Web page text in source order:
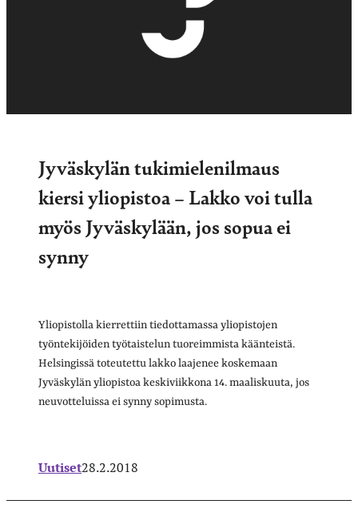
Jyväskylän tukimielenilmaus
kiersi yliopistoa – Lakko voi tulla
myös Jyväskylään, jos sopua ei
synny
Yliopistolla kierrettiin tiedottamassa yliopistojen
työntekijöiden työtaistelun tuoreimmista käänteistä.
Helsingissä toteutettu lakko laajenee koskemaan
Jyväskylän yliopistoa keskiviikkona 14. maaliskuuta, jos
neuvotteluissa ei synny sopimusta.
Uutiset28.2.2018